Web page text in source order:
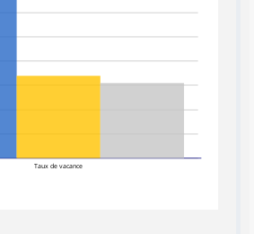
Taux de vacance